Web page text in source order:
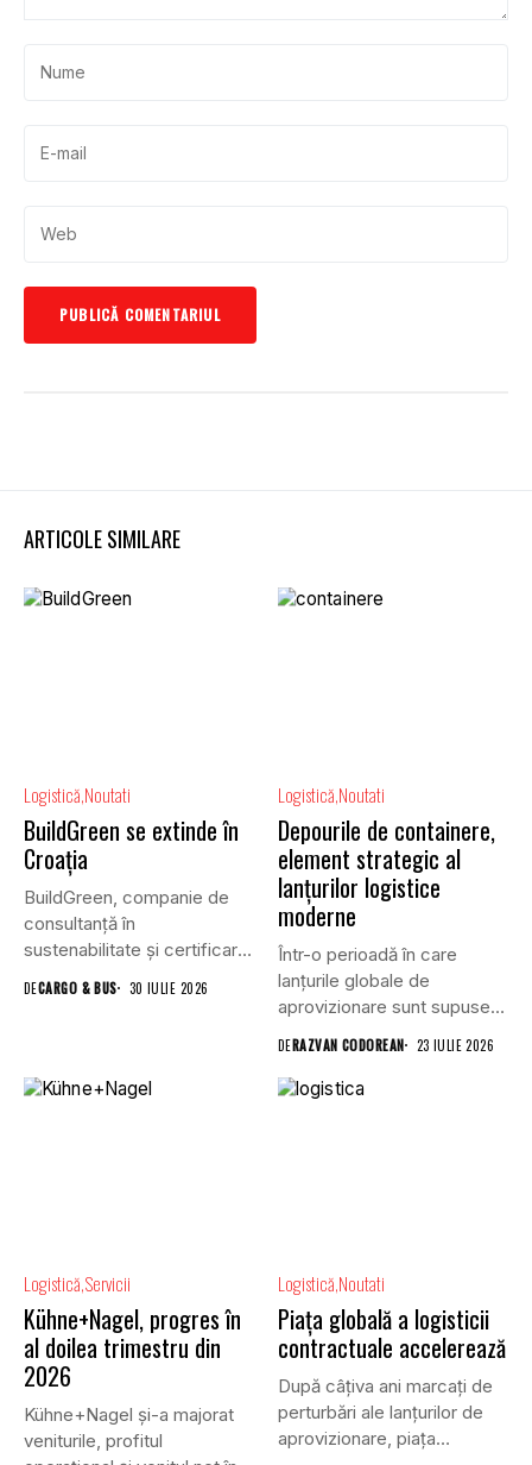
ARTICOLE SIMILARE
Logistică Noutati
BuildGreen se extinde în
Croația
BuildGreen, companie de
consultanță în
sustenabilitate și certificare
DECARGO & BUS 30 IULIE 2026
Logistică Noutati
Depourile de containere,
element strategic al
lanțurilor logistice
moderne
Într-o perioadă în care
lanțurile globale de
aprovizionare sunt supuse
DERAZVAN CODOREAN 23 IULIE 2026
Logistică Servicii
Kühne+Nagel, progres în
al doilea trimestru din
2026
Kühne+Nagel și-a majorat
veniturile, profitul
Logistică Noutati
Piața globală a logisticii
contractuale accelerează
După câțiva ani marcați de
perturbări ale lanțurilor de
aprovizionare, piața